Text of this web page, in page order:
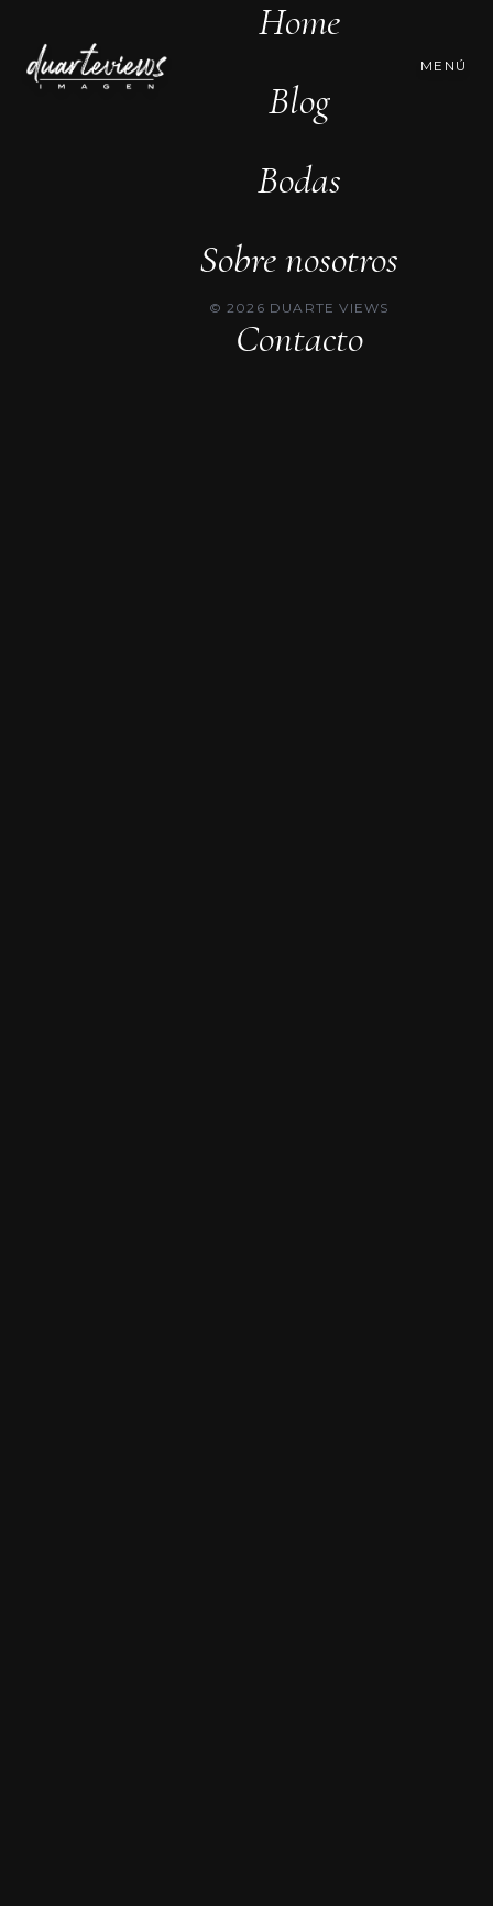
MENÚ
Home
Blog
Bodas
Sobre nosotros
Contacto
© 2026 DUARTE VIEWS